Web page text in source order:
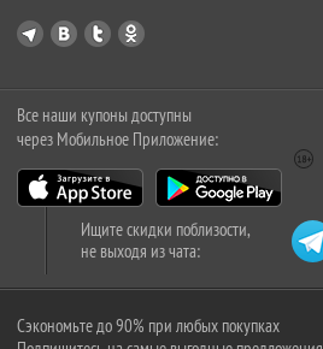
Все наши купоны доступны
через Мобильное Приложение:
Ищите скидки поблизости,
не выходя из чата:
Сэкономьте до 90% при любых покупках